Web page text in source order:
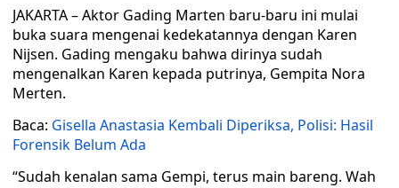
JAKARTA – Aktor Gading Marten baru-baru ini mulai
buka suara mengenai kedekatannya dengan Karen
Nijsen. Gading mengaku bahwa dirinya sudah
mengenalkan Karen kepada putrinya, Gempita Nora
Merten.
Baca: Gisella Anastasia Kembali Diperiksa, Polisi: Hasil
Forensik Belum Ada
“Sudah kenalan sama Gempi, terus main bareng. Wah